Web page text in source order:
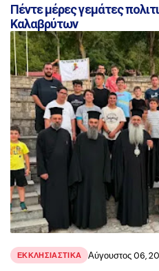
Πέντε μέρες γεμάτες
Καλαβρύτων
ΕΚΚΛΗΣΙΑΣΤΙΚΑ Αύγουστος 06,